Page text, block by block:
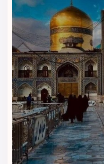
هتل
رفت‌وآمد و انتظار را برای
خانواده‌ها، سالمندان و